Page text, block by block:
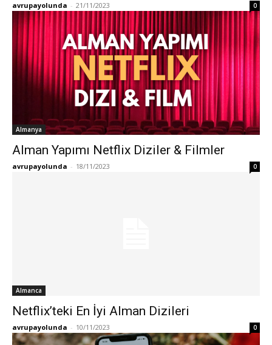
avrupayolunda - 21/11/2023 0
Almanya
Alman Yapımı Netflix Diziler & Filmler
avrupayolunda - 18/11/2023 0
Almanca
Netflix’teki En İyi Alman Dizileri
avrupayolunda - 10/11/2023 0